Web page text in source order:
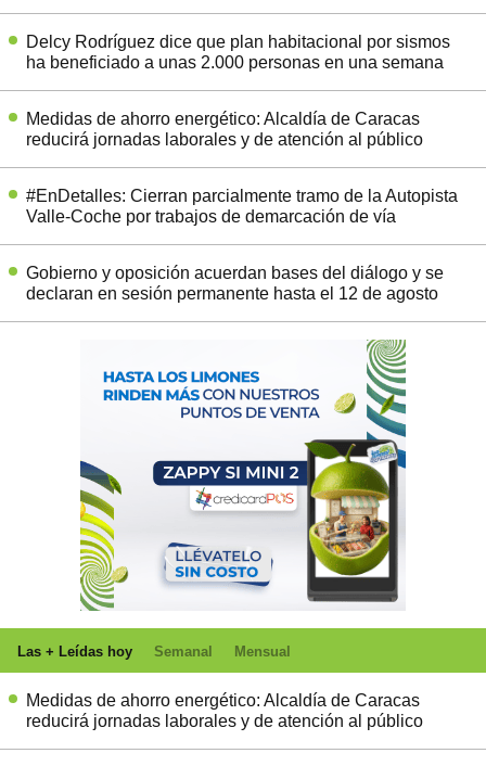
Delcy Rodríguez dice que plan habitacional por sismos
ha beneficiado a unas 2.000 personas en una semana
Medidas de ahorro energético: Alcaldía de Caracas
reducirá jornadas laborales y de atención al público
#EnDetalles: Cierran parcialmente tramo de la Autopista
Valle-Coche por trabajos de demarcación de vía
Gobierno y oposición acuerdan bases del diálogo y se
declaran en sesión permanente hasta el 12 de agosto
Las + Leídas hoy Semanal Mensual
Medidas de ahorro energético: Alcaldía de Caracas
reducirá jornadas laborales y de atención al público